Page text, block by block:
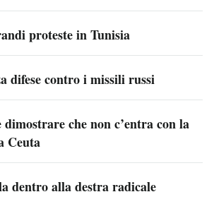
proteste in Tunisia
difese contro i missili russi
che non c’entra con la
Ceuta
dentro alla destra radicale